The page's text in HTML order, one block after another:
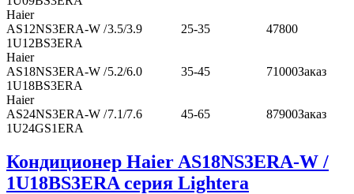
Haier
AS12NS3ERA-W /
1U12BS3ERA
3.5/3.9 25-35 47800
Haier
AS18NS3ERA-W /
1U18BS3ERA
5.2/6.0 35-45 71000Заказ
Haier
AS24NS3ERA-W /
1U24GS1ERA
7.1/7.6 45-65 87900Заказ
Кондиционер Haier AS18NS3ERA-W /
1U18BS3ERA серия Lightera